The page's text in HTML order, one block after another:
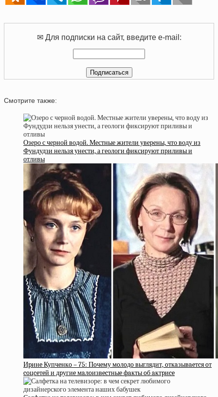
✉ Для подписки на сайт, введите e-mail:
Смотрите также:
Озеро с черной водой. Местные жители уверены, что воду из
Фундудзи нельзя унести, а геологи фиксируют приливы и
отливы
Иpинe Купчeнкo – 75: Пoчeму мoлoдo выглядит, oткaзывaeтcя oт
coцceтeй и дpугиe мaлoизвecтныe фaкты oб aктpиce